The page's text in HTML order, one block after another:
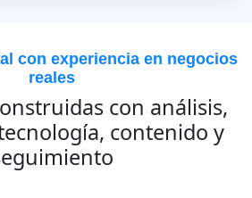
con experiencia en negocios
reales
con análisis,
contenido y